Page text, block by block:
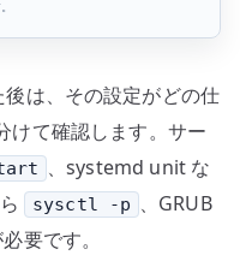
は、その設定がどの仕
けて確認します。サー
、systemd unit な
sysctl -p 、GRUB
要です。